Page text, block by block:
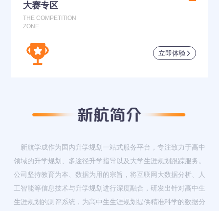
大赛专区
THE COMPETITION
ZONE
立即体验
新航学成作为国内升学规划一站式服务平台，专注致力于高中
领域的升学规划、多途径升学指导以及大学生涯规划跟踪服务。
公司坚持教育为本、数据为用的宗旨，将互联网大数据分析、人
工智能等信息技术与升学规划进行深度融合，研发出针对高中生
生涯规划的测评系统，为高中生生涯规划提供精准科学的数据分